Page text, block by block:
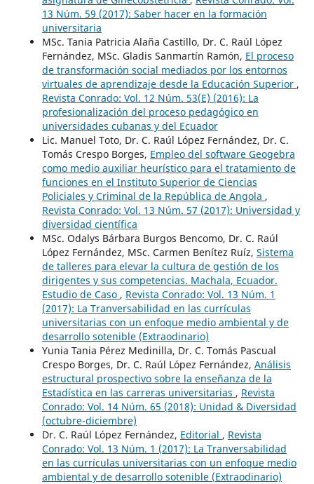
13 Núm. 59 (2017): Saber hacer en la formación
universitaria
MSc. Tania Patricia Alaña Castillo, Dr. C. Raúl López
Fernández, MSc. Gladis Sanmartín Ramón, El proceso
de transformación social mediados por los entornos
virtuales de aprendizaje desde la Educación Superior ,
Revista Conrado: Vol. 12 Núm. 53(E) (2016): La
profesionalización del proceso pedagógico en
universidades cubanas y del Ecuador
Lic. Manuel Toto, Dr. C. Raúl López Fernández, Dr. C.
Tomás Crespo Borges, Empleo del software Geogebra
como medio auxiliar heurístico para el tratamiento de
funciones en el Instituto Superior de Ciencias
Policiales y Criminal de la República de Angola ,
Revista Conrado: Vol. 13 Núm. 57 (2017): Universidad y
diversidad científica
MSc. Odalys Bárbara Burgos Bencomo, Dr. C. Raúl
López Fernández, MSc. Carmen Benítez Ruíz, Sistema
de talleres para elevar la cultura de gestión de los
dirigentes y sus competencias. Machala, Ecuador.
Estudio de Caso , Revista Conrado: Vol. 13 Núm. 1
(2017): La Tranversabilidad en las currículas
universitarias con un enfoque medio ambiental y de
desarrollo sotenible (Extraodinario)
Yunia Tania Pérez Medinilla, Dr. C. Tomás Pascual
Crespo Borges, Dr. C. Raúl López Fernández, Análisis
estructural prospectivo sobre la enseñanza de la
Estadística en las carreras universitarias , Revista
Conrado: Vol. 14 Núm. 65 (2018): Unidad & Diversidad
(octubre-diciembre)
Dr. C. Raúl López Fernández, Editorial , Revista
Conrado: Vol. 13 Núm. 1 (2017): La Tranversabilidad
en las currículas universitarias con un enfoque medio
ambiental y de desarrollo sotenible (Extraodinario)